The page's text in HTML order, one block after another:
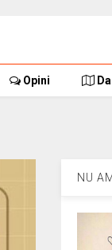
Opini
NU